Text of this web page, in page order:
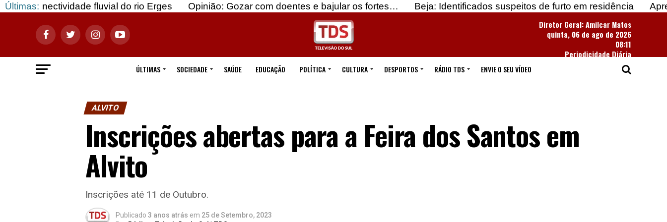
Últimas:fluvial do rio Erges Opinião: Gozar com doentes e bajular os fortes… Beja: Identificados suspeitos de furto em residência
Apreendidas mais
Diretor Geral: Amilcar Matos
quinta, 06 de ago de 2026
08:11
Periodicidade Diária
ÚLTIMAS
SOCIEDADE SAÚDE EDUCAÇÃO POLÍTICA CULTURA DESPORTOS RÁDIO TDS ENVIE O SEU VÍDEO
ALVITO
Inscrições abertas para a Feira dos Santos em
Alvito
Inscrições até 11 de Outubro.
Publicado 3 anos atrás em 25 de Setembro, 2023